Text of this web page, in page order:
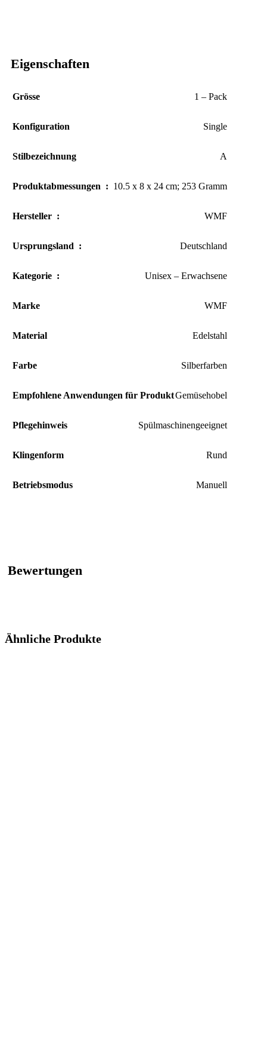
Eigenschaften
Grösse 1 – Pack
Konfiguration Single
Stilbezeichnung A
Produktabmessungen ‏ : ‎ 10.5 x 8 x 24 cm; 253 Gramm
Hersteller ‏ : ‎ WMF
Ursprungsland ‏ : ‎ Deutschland
Kategorie ‏ : ‎ Unisex – Erwachsene
Marke WMF
Material Edelstahl
Farbe Silberfarben
Empfohlene Anwendungen für ProduktGemüsehobel
Pflegehinweis Spülmaschinengeeignet
Klingenform Rund
Betriebsmodus Manuell
Bewertungen
Ähnliche Produkte